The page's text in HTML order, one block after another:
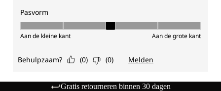
Gratis retourneren binnen 30 dagen